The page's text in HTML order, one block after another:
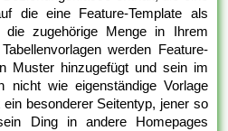
die eine Feature-Template als
die zugehörige Menge in Ihrem
werden Feature-
Muster hinzugefügt und sein im
nicht wie eigenständige Vorlage
besonderer Seitentyp, jener so
Ding in andere Homepages